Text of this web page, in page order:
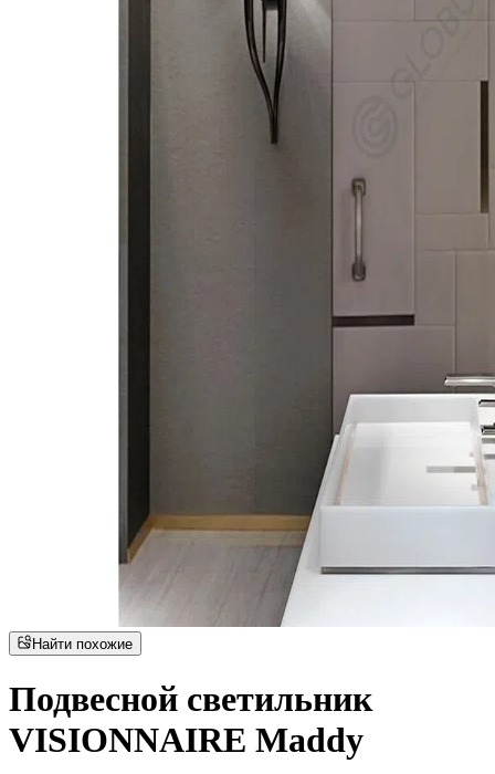
Найти похожие
Подвесной светильник
VISIONNAIRE Maddy